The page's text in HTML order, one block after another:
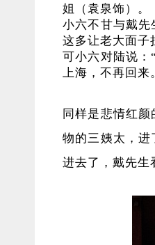
姐（袁泉饰）。
小六不甘与戴先
这多让老大面子
可小六对陆说：
上海，不再回来
同样是悲情红
物的三姨太，进
进去了，戴先生